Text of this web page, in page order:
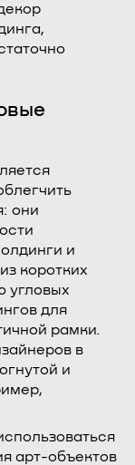
они
и
коротких
угловых
для
рамки.
в
и
арт-объектов